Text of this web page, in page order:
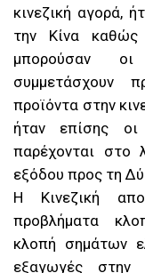
κινεζική αγορά,
την Κίνα
μπορούσαν οι
συμμετάσχουν
προϊόντα στην
ήταν επίσης οι
παρέχονται στο
εξόδου προς τη
Η Κινεζική
προβλήματα
κλοπή σημάτων
εξαγωγές στην